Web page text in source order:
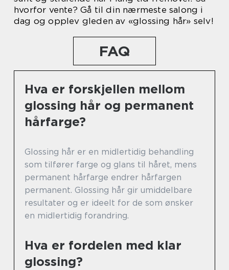
hvorfor vente? Gå til din nærmeste salong i
dag og opplev gleden av «glossing hår» selv!
FAQ
Hva er forskjellen mellom
glossing hår og permanent
hårfarge?
Glossing hår er en midlertidig behandling
som tilfører farge og glans til håret, mens
permanent hårfarge endrer hårfargen
permanent. Glossing hår gir umiddelbare
resultater og er ideelt for de som ønsker
en midlertidig forandring.
Hva er fordelen med klar
glossing?